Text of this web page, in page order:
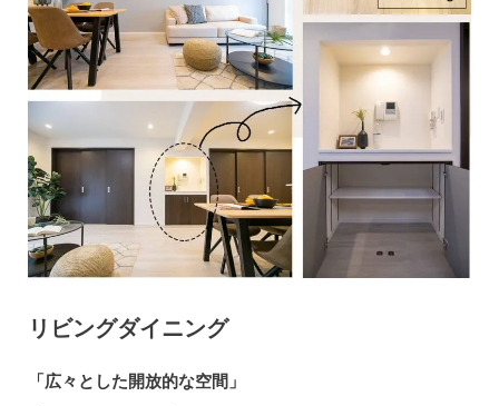
リビングダイニング
「広々とした開放的な空間」